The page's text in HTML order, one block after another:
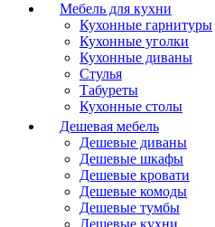
Мебель для кухни
Кухонные гарнитуры
Кухонные уголки
Кухонные диваны
Стулья
Табуреты
Кухонные столы
Дешевая мебель
Дешевые диваны
Дешевые шкафы
Дешевые кровати
Дешевые комоды
Дешевые тумбы
Дешевые кухни